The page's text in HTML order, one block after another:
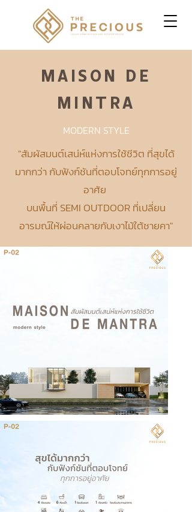
MAISON DE
MINTRA
MODERN STYLE
"สัมผัสมนต์เสน่ห์แห่งการใช้ชีวิต ที่สุขได้
มากกว่า กับฟังก์ชันที่ตอบโจทย์ทุกการอยู่
อาศัย
บนพื้นที่ SEMI OUTDOOR ที่เปลี่ยน
อารมณ์ให้ผ่อนคลายกับเงาไม้ใต้ชายคา"